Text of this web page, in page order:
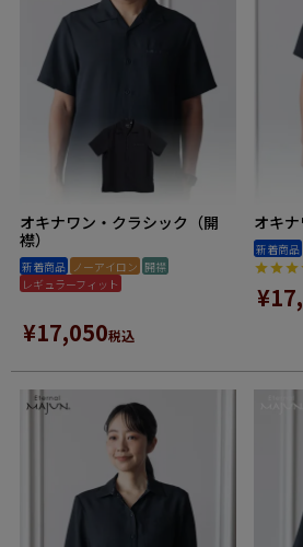
オキナワン・クラシック（開
襟）
新着商品 ノーアイロン 開襟
レギュラーフィット
¥17,050税込
オキ
新着商品
¥